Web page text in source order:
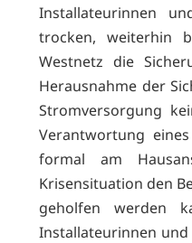
Installateurinnen
trocken, weiterhin
Westnetz die
Herausnahme der
Stromversorgung
Verantwortung
formal am
Krisensituation den
geholfen werden
Installateurinnen